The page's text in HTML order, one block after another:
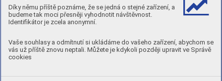
Díky němu příště poznáme, že se jedná o stejné zařízení, a
budeme tak moci přesněji vyhodnotit návštěvnost.
Identifikátor je zcela anonymní.
Vaše souhlasy a odmítnutí si ukládáme do vašeho zařízení, abychom se
vás už příště znovu neptali. Můžete je kdykoli později upravit ve Správě
cookies
MECHANICKÉ VLASTNOSTI
TVRDOST: Matrice - 48 [HRc], WC - 2 360 [HV]
PRŮMĚRY A BALENÍ
5 x 700 mm 5 kg